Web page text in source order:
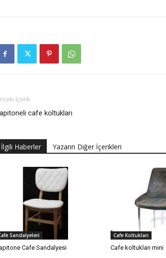
İçerik
cafe koltukları
İlgili Haberler Yazarın Diğer İçerikleri
Sandalyeleri
Cafe Sandalyesi
Cafe Koltukları
Cafe koltukları mini